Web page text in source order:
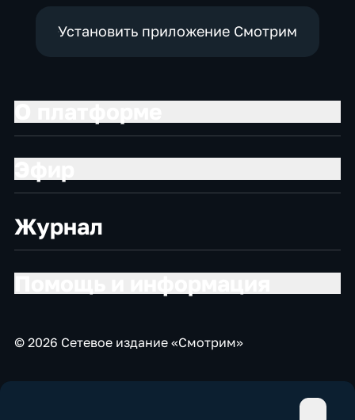
Установить приложение Смотрим
Журнал
© 2026 Сетевое издание «Смотрим»